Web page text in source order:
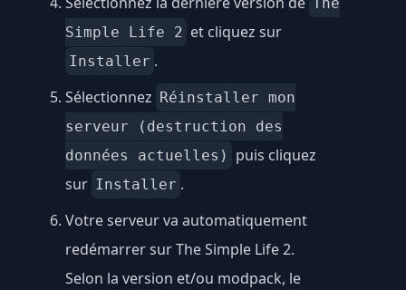
Simple Life 2 et cliquez sur
Installer .
Sélectionnez Réinstaller mon
serveur (destruction des
données actuelles)
puis cliquez
sur Installer .
Votre serveur va automatiquement
redémarrer sur The Simple Life 2.
Selon la version et/ou modpack, le